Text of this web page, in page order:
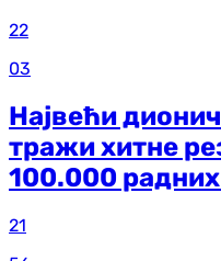
22
03
Највећи
тражи хитне
100.000 радних
21